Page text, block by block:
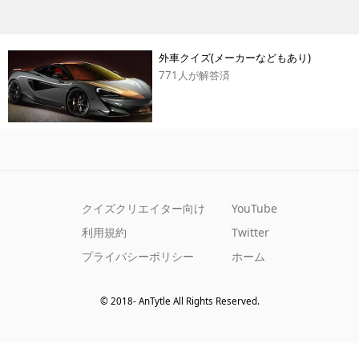
外車クイズ(メーカーなどもあり)
771人が解答済
クイズクリエイター向け
利用規約
プライバシーポリシー
YouTube
Twitter
ホーム
© 2018- AnTytle All Rights Reserved.